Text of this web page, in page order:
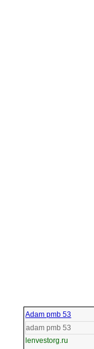
Adam pmb 53
adam pmb 53
lenvestorg.ru